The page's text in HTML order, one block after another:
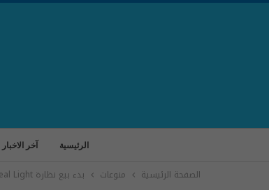
الرئيسية آخر الاخبار
الصفحة الرئيسية منوعات بدء بيع نظارة Nreal Light الجديدة للواقع المعزز